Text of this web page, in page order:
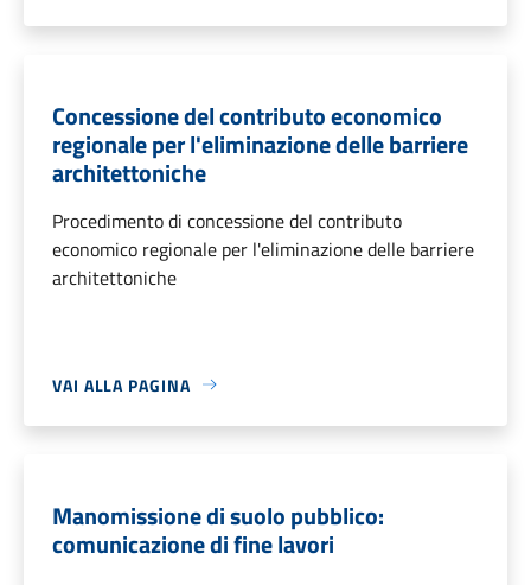
Concessione del contributo economico
regionale per l'eliminazione delle barriere
architettoniche
Procedimento di concessione del contributo
economico regionale per l'eliminazione delle barriere
architettoniche
VAI ALLA PAGINA
Manomissione di suolo pubblico:
comunicazione di fine lavori